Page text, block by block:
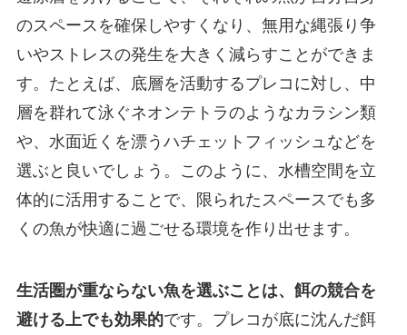
のスペースを確保しやすくなり、無用な縄張り争
いやストレスの発生を大きく減らすことができま
す。たとえば、底層を活動するプレコに対し、中
層を群れて泳ぐネオンテトラのようなカラシン類
や、水面近くを漂うハチェットフィッシュなどを
選ぶと良いでしょう。このように、水槽空間を立
体的に活用することで、限られたスペースでも多
くの魚が快適に過ごせる環境を作り出せます。
生活圏が重ならない魚を選ぶことは、餌の競合を
避ける上でも効果的です。プレコが底に沈んだ餌